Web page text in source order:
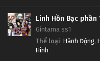
Linh Hồn Bạc phần
Gintama ss1
Thể loại: Hành Động,
Hình